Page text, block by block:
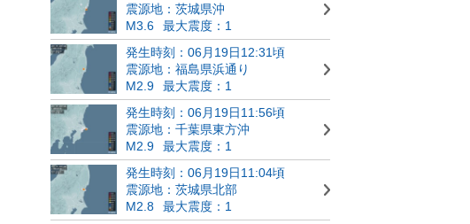
震源地：茨城県沖
M3.6
最大震度：1
発生時刻：06月19日12:31頃
震源地：福島県浜通り
M2.9
最大震度：1
発生時刻：06月19日11:56頃
震源地：千葉県東方沖
M2.9
最大震度：1
発生時刻：06月19日11:04頃
震源地：茨城県北部
M2.8
最大震度：1